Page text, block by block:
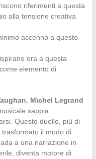
riferimenti a questa
alla tensione creativa
accenno a questo
ora a questa
elemento di
Michel Legrand
sappia
Questo duello, più di
il modo di
a una narrazione in
diventa motore di